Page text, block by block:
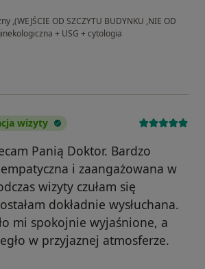
,(WEJŚCIE OD SZCZYTU BUDYNKU ,NIE OD
+ USG + cytologia
pacjentka
wizyty
Panią Doktor. Bardzo
i zaangażowana w
wizyty czułam się
dokładnie wysłuchana.
mi spokojnie wyjaśnione, a
w przyjaznej atmosferze.